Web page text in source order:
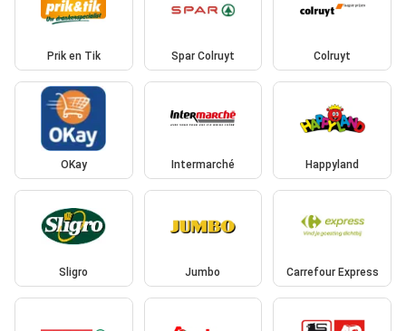
Prik en Tik Spar Colruyt Colruyt
OKay Intermarché Happyland
Sligro Jumbo Carrefour Express